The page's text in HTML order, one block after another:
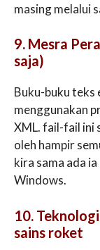
masing melalui
9. Mesra
saja)
Buku-buku teks
menggunakan
XML. fail-fail ini
oleh hampir
kira sama ada
Windows.
10.
sains roket